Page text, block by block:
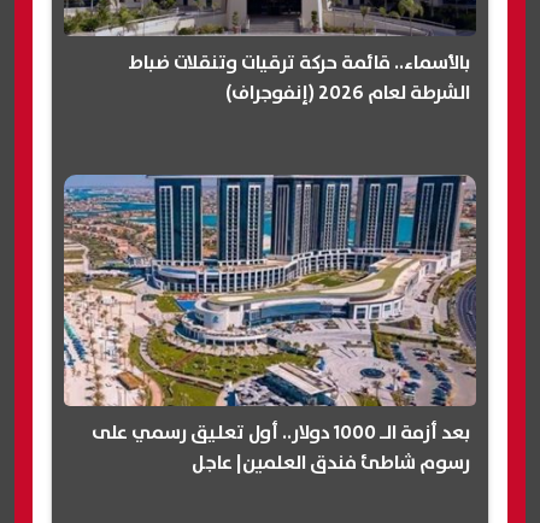
بالأسماء.. قائمة حركة ترقيات وتنقلات ضباط
الشرطة لعام 2026 (إنفوجراف)
بعد أزمة الـ 1000 دولار.. أول تعليق رسمي على
رسوم شاطئ فندق العلمين| عاجل